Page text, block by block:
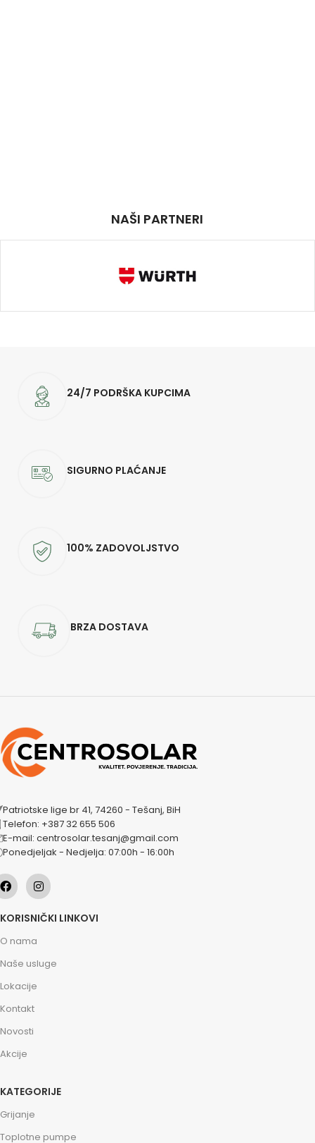
NAŠI PARTNERI
24/7 PODRŠKA KUPCIMA
SIGURNO PLAĆANJE
100% ZADOVOLJSTVO
BRZA DOSTAVA
Patriotske lige br 41, 74260 - Tešanj, BiH
Telefon: +387 32 655 506
E-mail: centrosolar.tesanj@gmail.com
Ponedjeljak - Nedjelja: 07:00h - 16:00h
KORISNIČKI LINKOVI
O nama
Naše usluge
Lokacije
Kontakt
Novosti
Akcije
KATEGORIJE
Grijanje
Toplotne pumpe